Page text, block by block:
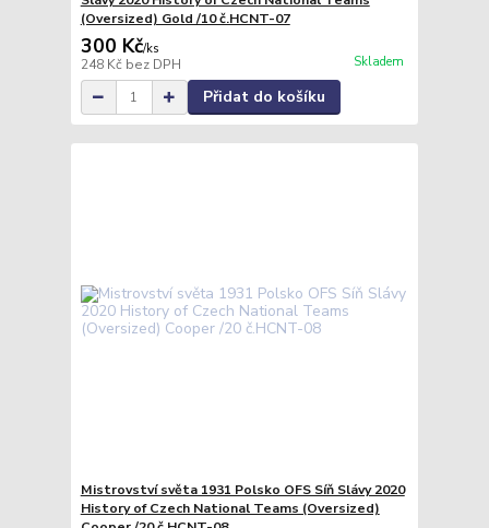
(Oversized) Gold /10 č.HCNT-07
300 Kč/ks
248 Kč bez DPH Skladem
Přidat do košíku
Mistrovství světa 1931 Polsko OFS Síň Slávy 2020
History of Czech National Teams (Oversized)